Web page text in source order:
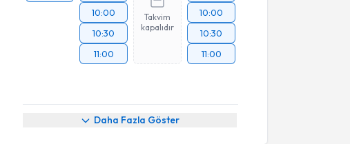
10:00
10:30
11:00
Takvim
kapalıdır
10:00
10:30
11:00
Daha Fazla Göster